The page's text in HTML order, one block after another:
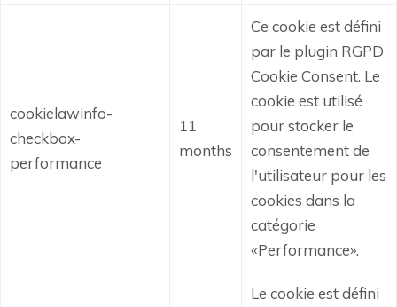
cookielawinfo-
checkbox-
performance
11
months
Ce cookie est défini
par le plugin RGPD
Cookie Consent. Le
cookie est utilisé
pour stocker le
consentement de
l'utilisateur pour les
cookies dans la
catégorie
«Performance».
Le cookie est défini